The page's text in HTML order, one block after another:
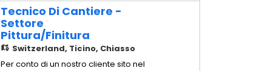
Principali mansioni: - Posa e montaggio
in cantiere di carpenteria pesante e
leggera (parapetti, scale antincendio,
tettoie). - Installazione di facciate
continue in alluminio/vetro e
Tecnico Di Cantiere -
Settore
Pittura/Finitura
Switzerland, Ticino, Chiasso
Per conto di un nostro cliente sito nel